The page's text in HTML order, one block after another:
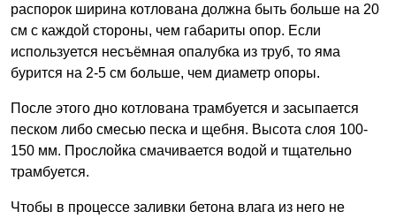
распорок ширина котлована должна быть больше на 20
см с каждой стороны, чем габариты опор. Если
используется несъёмная опалубка из труб, то яма
бурится на 2-5 см больше, чем диаметр опоры.
После этого дно котлована трамбуется и засыпается
песком либо смесью песка и щебня. Высота слоя 100-
150 мм. Прослойка смачивается водой и тщательно
трамбуется.
Чтобы в процессе заливки бетона влага из него не